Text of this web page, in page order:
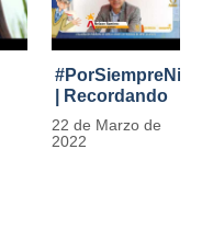
| Recordando
al Padre
Javier de
22 de Marzo de
2022